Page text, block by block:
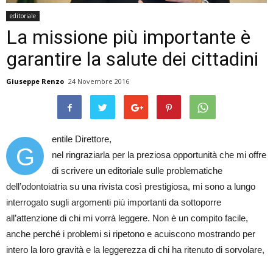
editoriale
La missione più importante è
garantire la salute dei cittadini
Giuseppe Renzo 24 Novembre 2016
G
entile Direttore,
nel ringraziarla per la preziosa opportunità che mi offre
di scrivere un editoriale sulle problematiche
dell’odontoiatria su una rivista così prestigiosa, mi sono a lungo
interrogato sugli argomenti più importanti da sottoporre
all’attenzione di chi mi vorrà leggere. Non è un compito facile,
anche perché i problemi si ripetono e acuiscono mostrando per
intero la loro gravità e la leggerezza di chi ha ritenuto di sorvolare,